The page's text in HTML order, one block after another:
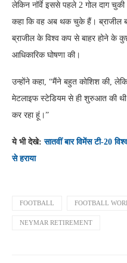
लेकिन नॉर्वे इससे पहले 2 गोल दाग
कहा कि वह अब थक चुके हैं। ब्राजील
ब्राजील के विश्व कप से बाहर होने के
आधिकारिक घोषणा की।
उन्होंने कहा, “मैंने बहुत कोशिश की,
मेटलाइफ स्टेडियम से ही शुरुआत की
कर रहा हूं।”
ये भी देखे:सातवीं बार विमेंस टी-20
से हराया
FOOTBALL FOOTBALL
NEYMAR RETIREMENT